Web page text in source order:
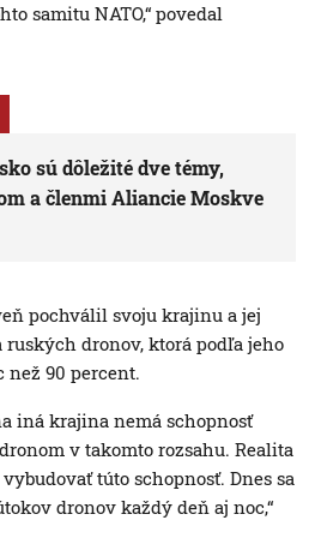
samitu NATO,“ povedal
sú dôležité dve témy,
a členmi Aliancie Moskve
pochválil svoju krajinu a jej
dronov, ktorá podľa jeho
90 percent.
iná krajina nemá schopnosť
v takomto rozsahu. Realita
túto schopnosť. Dnes sa
dronov každý deň aj noc,“